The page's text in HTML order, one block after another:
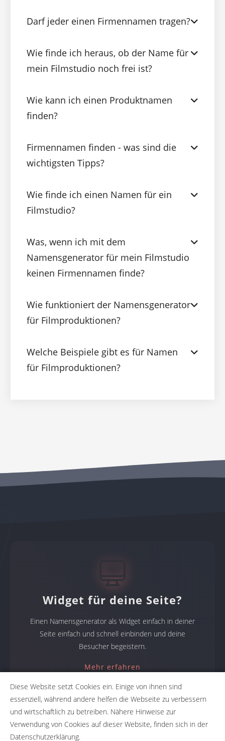
Darf jeder einen Firmennamen tragen?
Wie finde ich heraus, ob der Name für
mein Filmstudio noch frei ist?
Wie kann ich einen Produktnamen
finden?
Firmennamen finden - was sind die
wichtigsten Tipps?
Wie finde ich einen Namen für ein
Filmstudio?
Was, wenn ich mit dem
Namensgenerator für mein Filmstudio
keinen Firmennamen finde?
Wie funktioniert der Namensgenerator
für Filmproduktionen?
Welche Beispiele gibt es für Namen
für Filmproduktionen?
Widget für deine Seite?
Einen Namensgenerator als Widget einfach in deiner
Seite einfach und schnell einbinden und deine
Besucher begeistern.
Mehr erfahren
Namensgeneratoren
Diese Website setzt Cookies ein. Einige von ihnen sind
essenziell, während andere helfen die Webseite zu verbessern
und wirtschaftlich zu betreiben. Nähere Hinweise zur
Verwendung von Cookies auf dieser Website, finden sich in der
Datenschutzerklärung.